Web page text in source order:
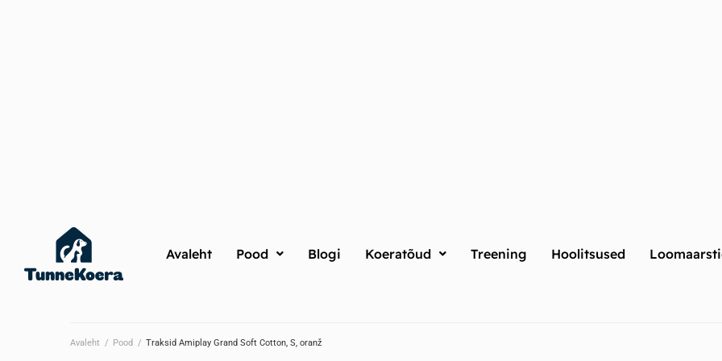
Avaleht Pood Blogi Koeratõud Treening Hoolitsused
Avaleht / Pood / Traksid Amiplay Grand Soft Cotton, S, oranž